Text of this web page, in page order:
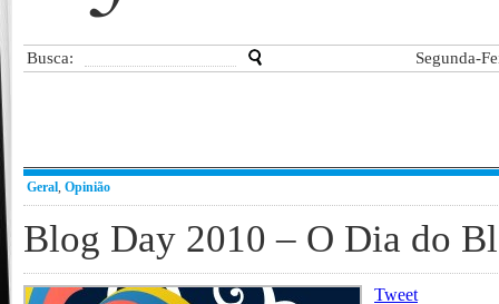
Busca: Segunda-
Geral, Opinião
Blog Day 2010 – O Dia do
Tweet